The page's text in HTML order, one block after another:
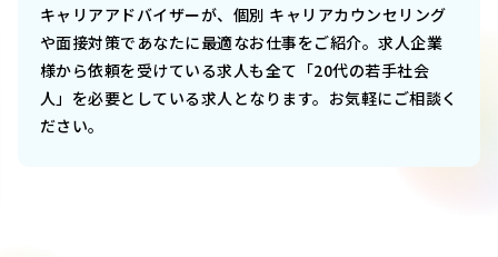
キャリアアドバイザーが、個別 キャリアカウンセリング
や面接対策であなたに最適なお仕事をご紹介。求人企業
様から依頼を受けている求人も全て「20代の若手社会
人」を必要としている求人となります。お気軽にご相談く
ださい。